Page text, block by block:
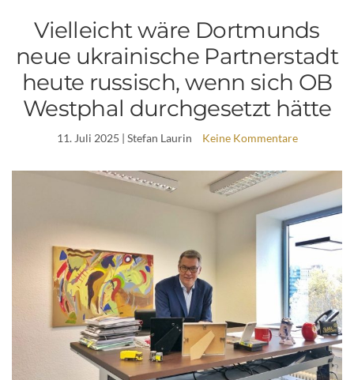
Vielleicht wäre Dortmunds
neue ukrainische Partnerstadt
heute russisch, wenn sich OB
Westphal durchgesetzt hätte
11. Juli 2025 | Stefan Laurin Keine Kommentare